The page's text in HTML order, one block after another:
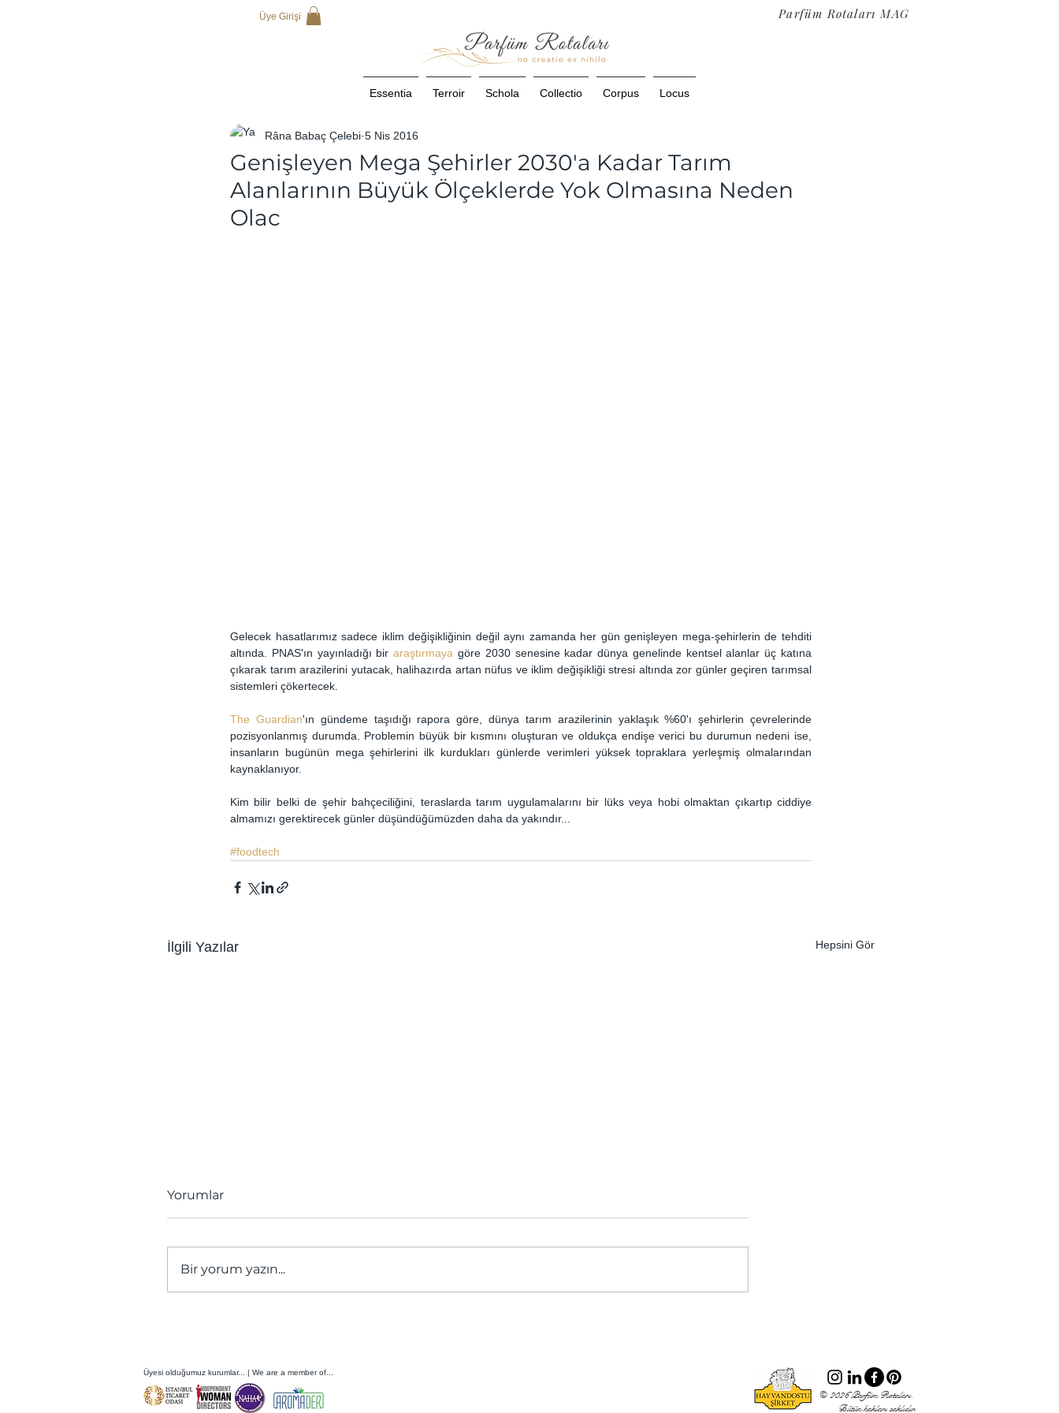
Üye Girişi Parfüm Rotaları MAG
Essentia Terroir Schola Collectio Corpus Locus
Genişleyen Mega Şehirler 2030'a Kadar Tarım
Alanlarının Büyük Ölçeklerde Yok Olmasına Neden
Olac
Râna Babaç Çelebi 5 Nis 2016
Gelecek hasatlarımız sadece iklim değişikliğinin değil aynı zamanda her gün genişleyen mega-şehirlerin de tehditi
altında. PNAS'ın yayınladığı bir araştırmaya göre 2030 senesine kadar dünya genelinde kentsel alanlar üç katına
çıkarak tarım arazilerini yutacak, halihazırda artan nüfus ve iklim değişikliği stresi altında zor günler geçiren tarımsal
sistemleri çökertecek.
The Guardian'ın gündeme taşıdığı rapora göre, dünya tarım arazilerinin yaklaşık %60'ı şehirlerin çevrelerinde
pozisyonlanmış durumda. Problemin büyük bir kısmını oluşturan ve oldukça endişe verici bu durumun nedeni ise,
insanların bugünün mega şehirlerini ilk kurdukları günlerde verimleri yüksek topraklara yerleşmiş olmalarından
kaynaklanıyor.
Kim bilir belki de şehir bahçeciliğini, teraslarda tarım uygulamalarını bir lüks veya hobi olmaktan çıkartıp ciddiye
almamızı gerektirecek günler düşündüğümüzden daha da yakındır...
#foodtech
İlgili Yazılar Hepsini Gör
(TÜGİP) Açılıyor
Yorumlar
Bir yorum yazın...
Üyesi olduğumuz kurumlar... | We are a member of...
© 2026 Parfüm Rotaları.
Bütün hakları saklıdır.